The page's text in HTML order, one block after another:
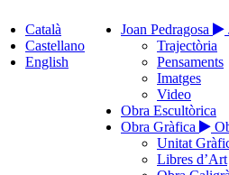
Joan Pedragosa
Trajectòria
Pensaments
Imatges
Video
Obra Escultòrica
Obra Gràfica
Unitat
Libres d’Art
Català
Castellano
English